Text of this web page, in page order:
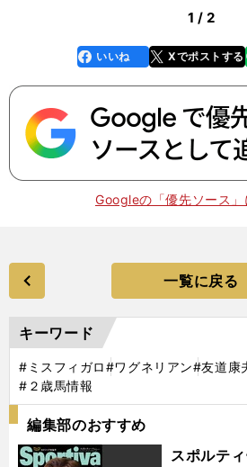
1 / 2
faceboo
k
いいね Xでポストする
line
Googleの「優先ソース」
一覧に戻る
キーワード
#ミスフィガロ#ワグネリアン#友道康
#２歳馬情報
編集部のおすすめ
スポルテ